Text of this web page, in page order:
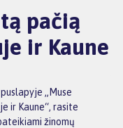
pačią
ir Kaune
„Muse
ir Kaune“, rasite
žinomų